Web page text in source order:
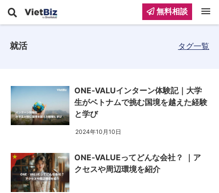
就活 タグ一覧
ONE‐VALUインターン体験記｜大学
生がベトナムで挑む国境を越えた経験
と学び
2024年10月10日
ONE‐VALUEってどんな会社？ ｜ア
クセスや周辺環境を紹介
無料相談 menu